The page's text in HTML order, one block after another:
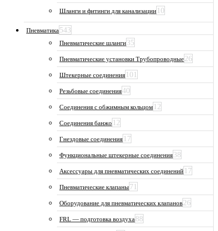
Шланги и фитинги для канализации 10
Пневматика 543
Пневматические шланги35
Пневматические установки Трубопроводные26
Штекерные соединения 101
Резьбовые соединения40
Соединения с обжимным кольцом 12
Соединения банжо 12
Гнездовые соединения 17
Функциональные штекерные соединения38
Аксессуары для пневматических соединений 17
Пневматические клапаны71
Оборудование для пневматических клапанов26
FRL — подготовка воздуха 88